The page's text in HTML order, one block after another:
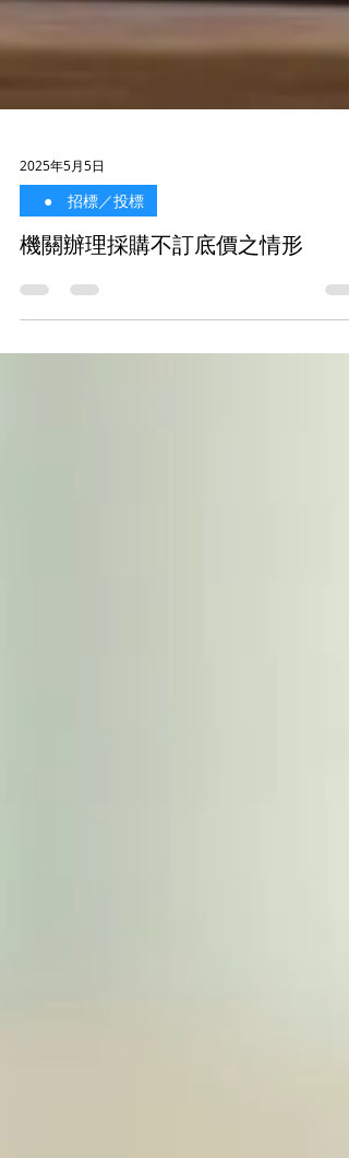
2025年5月5日
⠀● 招標／投標
機關辦理採購不訂底價之情形